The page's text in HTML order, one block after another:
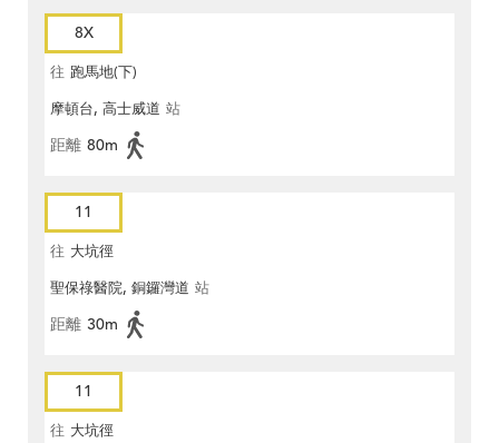
8X
往 跑馬地(下)
摩頓台, 高士威道 站
距離 80m
11
往 大坑徑
聖保祿醫院, 銅鑼灣道 站
距離 30m
11
往 大坑徑